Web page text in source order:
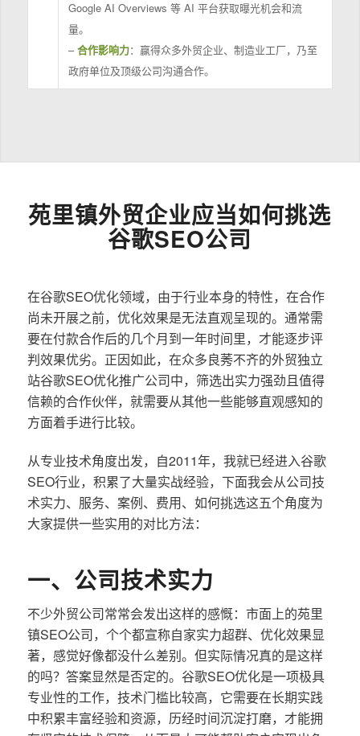
Google AI Overviews 等 AI 平台获取曝光机会和流
量。
–合作影响力：赢得众多外贸企业、制造业工厂，乃至
政府单位及顶级公司沟通合作。
苑里镇外贸企业应当如何挑选
谷歌SEO公司
在谷歌SEO优化领域，由于行业本身的特性，在合作
尚未开展之前，优化效果是无法直观呈现的。通常需
要在付款合作后的几个月到一年时间里，才能逐步评
判效果优劣。正因如此，在众多良莠不齐的外贸独立
站谷歌SEO优化推广公司中，筛选出实力强劲且值得
信赖的合作伙伴，就需要从其他一些能够直观感知的
方面着手进行比较。
从专业技术角度出发，自2011年，我就已经进入谷歌
SEO行业，积累了大量实战经验，下面我会从公司技
术实力、服务、案例、费用、如何挑选这五个角度为
大家提供一些实用的对比方法：
一、公司技术实力
不少外贸公司常常会发出这样的感慨：市面上的苑里
镇SEO公司，个个都宣称自家实力超群、优化效果显
著，感觉好像都没什么差别。但实际情况真的是这样
的吗？答案显然是否定的。谷歌SEO优化是一项极具
专业性的工作，技术门槛比较高，它需要在长期实践
中积累丰富经验和资源，历经时间沉淀打磨，才能拥